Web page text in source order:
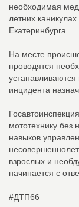
необходимая
летних
Екатеринбурга.
На месте
проводятся
устанавливаются
инцидента
мототехнику без
навыков
взрослых и
начинается с
#ДТП66